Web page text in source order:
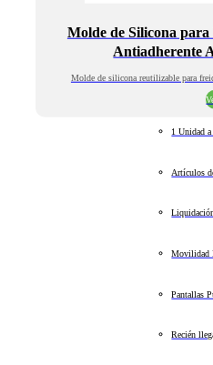
Molde de Silicona
Antiadherente
Molde de silicona reutilizable para
1 Unidad
Artículos
Movilidad
Pantallas
Recién